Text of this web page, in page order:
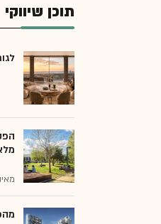
תוכן שיווקי